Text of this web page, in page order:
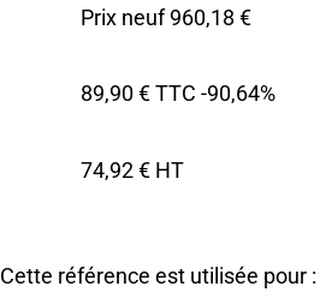
Prix neuf 960,18 €
89,90 € TTC -90,64%
74,92 € HT
Cette référence est utilisée pour :